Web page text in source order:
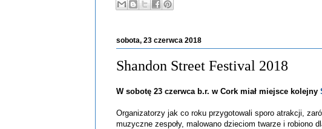
sobota, 23 czerwca 2018
Shandon Street Festival 2018
W sobotę 23 czerwca b.r. w Cork miał miejsce kolejny
Organizatorzy jak co roku przygotowali sporo atrakcji,
muzyczne zespoły, malowano dzieciom twarze i robiono